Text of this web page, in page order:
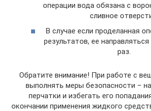
операции вода обязана с
сливное
В случае если проделанная
результатов, ее
раз.
Обратите внимание! При работе с
выполнять меры безопасности –
перчатки и избегать его
окончании применения жидкого